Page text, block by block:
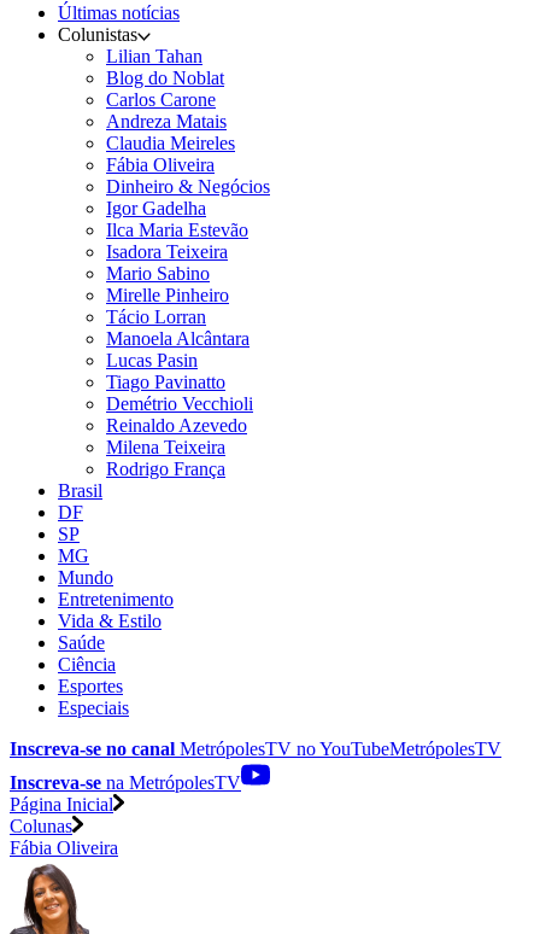
Últimas notícias
Colunistas
Lilian Tahan
Blog do Noblat
Carlos Carone
Andreza Matais
Claudia Meireles
Fábia Oliveira
Dinheiro & Negócios
Igor Gadelha
Ilca Maria Estevão
Isadora Teixeira
Mario Sabino
Mirelle Pinheiro
Tácio Lorran
Manoela Alcântara
Lucas Pasin
Tiago Pavinatto
Demétrio Vecchioli
Reinaldo Azevedo
Milena Teixeira
Rodrigo França
Brasil
DF
SP
MG
Mundo
Entretenimento
Vida & Estilo
Saúde
Ciência
Esportes
Especiais
Inscreva-se no canal MetrópolesTV noYouTubeMetrópolesTV
Inscreva-se na MetrópolesTV
Página Inicial
Colunas
Fábia Oliveira